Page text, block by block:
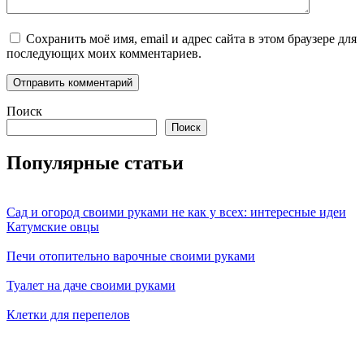
Сохранить моё имя, email и адрес сайта в этом браузере для
последующих моих комментариев.
Поиск
Поиск
Популярные статьи
Сад и огород своими руками не как у всех: интересные идеи
Катумские овцы
Печи отопительно варочные своими руками
Туалет на даче своими руками
Клетки для перепелов